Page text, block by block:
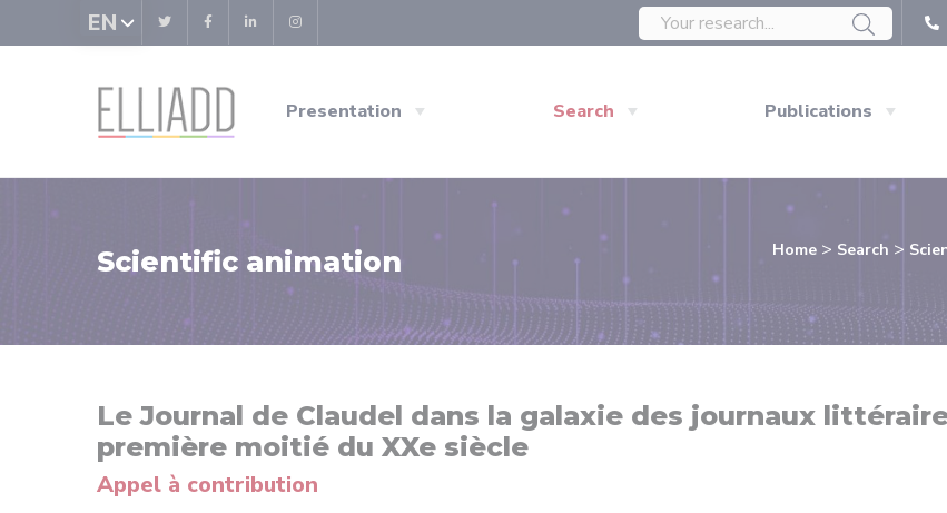
Presentation Search Publications
EN
Scientific animation Home > Search >
Le Journal de Claudel dans la galaxie des journaux
première moitié du XXe siècle
Appel à contribution
Cookies management panel